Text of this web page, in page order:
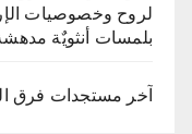
لروح وخصوصيات
بلمسات أنثويٌة
آخر مستجدات فرق